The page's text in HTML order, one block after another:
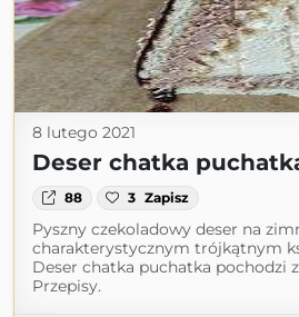
8 lutego 2021
Deser chatka
88 3 Zapisz
Pyszny czekoladowy deser na
charakterystycznym trójkątnym
Deser chatka puchatka pochodzi
Przepisy.